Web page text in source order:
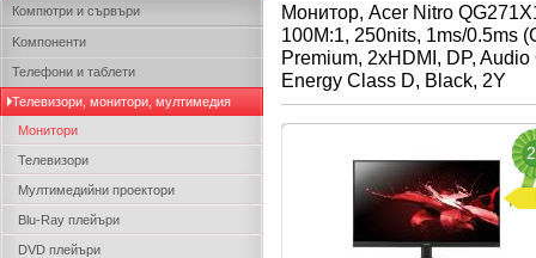
Компютри и сървъри
Kомпоненти
Телефони и таблети
Телевизори, монитори, мултимедия
Монитори
Телевизори
Мултимедийни проектори
Blu-Ray плейъри
DVD плейъри
Монитор, Acer Nitro
100M:1, 250nits, 1ms/0.5ms
Premium, 2xHDMI, DP,
Energy Class D, Black, 2Y